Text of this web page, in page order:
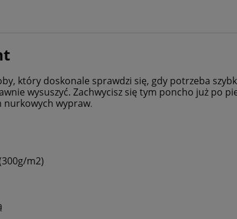
który doskonale sprawdzi się, gdy potrzeba
wysuszyć. Zachwycisz się tym poncho już po
nurkowych wypraw.
m2)